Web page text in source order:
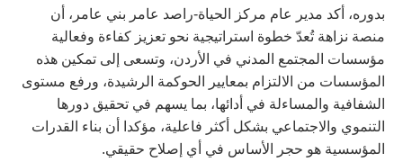
‏بدوره، أكد مدير عام مركز الحياة-راصد عامر بني عامر، أن
منصة نزاهة تُعدّ خطوة استراتيجية نحو تعزيز كفاءة وفعالية
مؤسسات المجتمع المدني في الأردن، وتسعى إلى تمكين هذه
المؤسسات من الالتزام بمعايير الحوكمة الرشيدة، ورفع مستوى
الشفافية والمساءلة في أدائها، بما يسهم في تحقيق دورها
التنموي والاجتماعي بشكل أكثر فاعلية، مؤكدا أن بناء القدرات
المؤسسية هو حجر الأساس في أي إصلاح حقيقي.